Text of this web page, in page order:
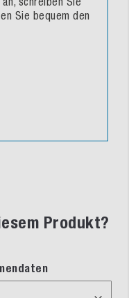
Sie bequem den
Produkt?